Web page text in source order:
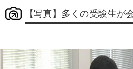
【写真】多くの受験生が